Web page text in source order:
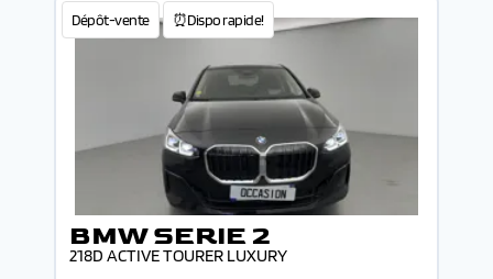
Dépôt-vente ⏰Dispo rapide!
BMW SERIE 2
218D ACTIVE TOURER LUXURY